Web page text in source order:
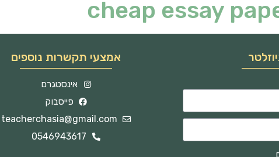
cheap essay
אמצעי תקשרות נוספים
אינסטגרם
פייסבוק
teacherchasia@gmail.com
0546943617